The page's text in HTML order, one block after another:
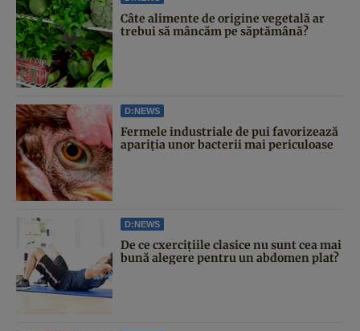
Câte alimente de origine vegetală ar
trebui să mâncăm pe săptămână?
D:NEWS
Fermele industriale de pui favorizează
apariția unor bacterii mai periculoase
D:NEWS
De ce cxercițiile clasice nu sunt cea mai
bună alegere pentru un abdomen plat?